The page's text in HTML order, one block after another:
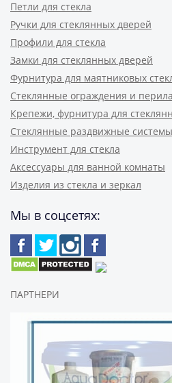
Петли для стекла
Ручки для стеклянных дверей
Профили для стекла
Замки для стеклянных дверей
Фурнитура для маятниковых
Стеклянные ограждения и перила
Крепежи, фурнитура для
Стеклянные раздвижные системы
Инструмент для стекла
Аксессуары для ванной комнаты
Изделия из стекла и зеркал
Мы в соцсетях:
ПАРТНЕРИ